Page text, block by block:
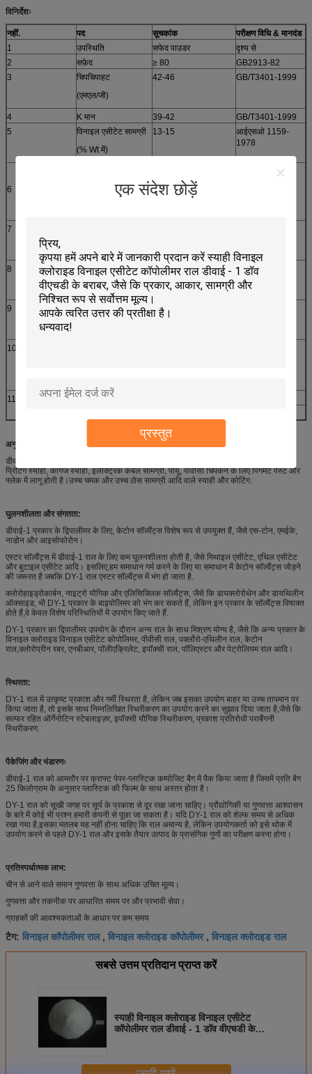
एक संदेश छोड़ें
प्रस्तुत
विनिर्देशः
नहीं. पद सूचकांक परीक्षण विधि & मानदंड
1
उपस्थिति सफेद पाउडर
दृश्य से
2
सफ़ेद ≥ 80
GB2913-82
3
चिपचिपाहट
(एमएल/जी)
42-46 GB/T3401-1999
4 K मान 39-42
GB/T3401-1999
5
विनाइल एसीटेट सामग्री
(% Wt में)
13-15
आईएसओ 1159-
1978
6
GB/T2914-1999
7
8
स्टैकिंग घनत्व
(g/ml)
≥0.6 GB20022-2005
9
अशुद्धता कण संख्या
≤20
10
11 प्रतिप्रकार
अनुप्रयोग:
डीवाई-1 राल मुख्य रूप से स्ट्रिप करने योग्य कोटिंग, इंकजेट स्याही, पीवीसी स्याही, सिल्क-स्क्रीन
प्रिंटिंग स्याही, कागज स्याही, इलेक्ट्रिक केबल सामग्री, पीयू, पीवीसी चिपकने के लिए पिगमेंट पेस्ट और
फ्लेक में लागू होती है।उच्च चमक और उच्च ठोस सामग्री आदि वाले स्याही और कोटिंग.
घुलनशीलता और संगतता:
डीवाई-1 प्रकार के द्विपालीमर के लिए, केटोन सॉल्वैंट्स विशेष रूप से उपयुक्त हैं, जैसे एस-टोन, एमईके,
नाडोन और आइसोफोरोन।
एस्टर सॉल्वैंट्स में डीवाई-1 राल के लिए कम घुलनशीलता होती है, जैसे मिथाइल एसीटेट, एथिल एसीटेट
और बुटाइल एसीटेट आदि। इसलिए,हम समाधान गर्म करने के लिए या समाधान में केटोन सॉल्वैंट्स जोड़ने
की जरूरत है जबकि DY-1 राल एस्टर सॉल्वैंट्स में भंग हो जाता है.
क्लोरोहाइड्रोकार्बन, नाइट्रो यौगिक और एलिसिक्लिक सॉल्वैंट्स, जैसे कि डायक्लोरोथेन और डायथिलीन
ऑक्साइड, भी DY-1 प्रकार के बाइपोलिमर को भंग कर सकते हैं, लेकिन इन प्रकार के सॉल्वैंट्स विषाक्त
होते हैं,वे केवल विशेष परिस्थितियों में उपयोग किए जाते हैं.
DY-1 प्रकार का द्विपालीमर उपयोग के दौरान अन्य राल के साथ मिश्रण योग्य है, जैसे कि अन्य प्रकार के
विनाइल क्लोराइड विनाइल एसीटेट कोपोलिमर, पीवीसी राल, पर्क्लोरो-एथिलीन राल, केटोन
राल,क्लोरोप्रीन रबर, एनबीआर, पॉलीएक्रिलेट, इपॉक्सी राल, पॉलिएस्टर और पेट्रोलियम राल आदि।
स्थिरता:
DY-1 राल में उत्कृष्ट प्रकाश और गर्मी स्थिरता है, लेकिन जब इसका उपयोग बाहर या उच्च तापमान पर
किया जाता है, तो इसके साथ निम्नलिखित स्थिरीकरण का उपयोग करने का सुझाव दिया जाता है,जैसे कि
सल्फर रहित ऑर्गेनोटिन स्टेबलाइज़र, इपॉक्सी यौगिक स्थिरीकरण, प्रकाश प्रतिरोधी पराबैंगनी
स्थिरीकरण.
पैकेजिंग और भंडारणः
डीवाई-1 राल को आमतौर पर क्राफ्ट पेपर-प्लास्टिक कम्पोजिट बैग में पैक किया जाता है जिसमें प्रति बैग
25 किलोग्राम के अनुसार प्लास्टिक की फिल्म के साथ अस्तर होता है।
DY-1 राल को सूखी जगह पर सूर्य के प्रकाश से दूर रखा जाना चाहिए। प्रौद्योगिकी या गुणवत्ता आश्वासन
के बारे में कोई भी प्रश्न हमारी कंपनी से पूछा जा सकता है। यदि DY-1 राल को शेल्फ समय से अधिक
रखा गया है,इसका मतलब यह नहीं होना चाहिए कि राल अमान्य है, लेकिन उपयोगकर्ता को इसे थोक में
उपयोग करने से पहले DY-1 राल और इसके तैयार उत्पाद के प्रासंगिक गुणों का परीक्षण करना होगा।
प्रतिस्पर्धात्मक लाभ:
चीन से आने वाले समान गुणवत्ता के साथ अधिक उचित मूल्य।
गुणवत्ता और तकनीक पर आधारित समय पर और प्रभावी सेवा।
ग्राहकों की आवश्यकताओं के आधार पर कम समय
टैग: विनाइल कॉपोलीमर राल, विनाइल क्लोराइड कॉपोलीमर, विनाइल क्लोराइड राल
सबसे उत्तम प्रतिदान प्राप्त करें
स्याही विनाइल क्लोराइड विनाइल एसीटेट
कॉपोलीमर राल डीवाई - 1 डॉव वीएचडी के